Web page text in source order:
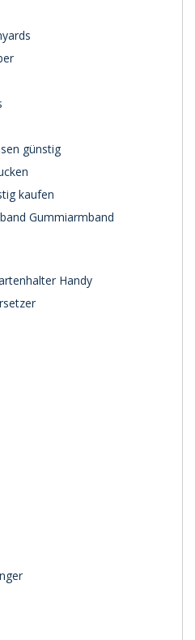
günstig
kaufen
Gummiarmband
Handy